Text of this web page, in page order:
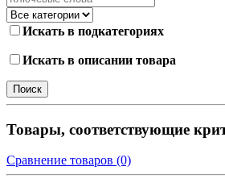
Искать в подкатегориях
Искать в описании товара
Товары, соответствующие
Сравнение товаров (0)